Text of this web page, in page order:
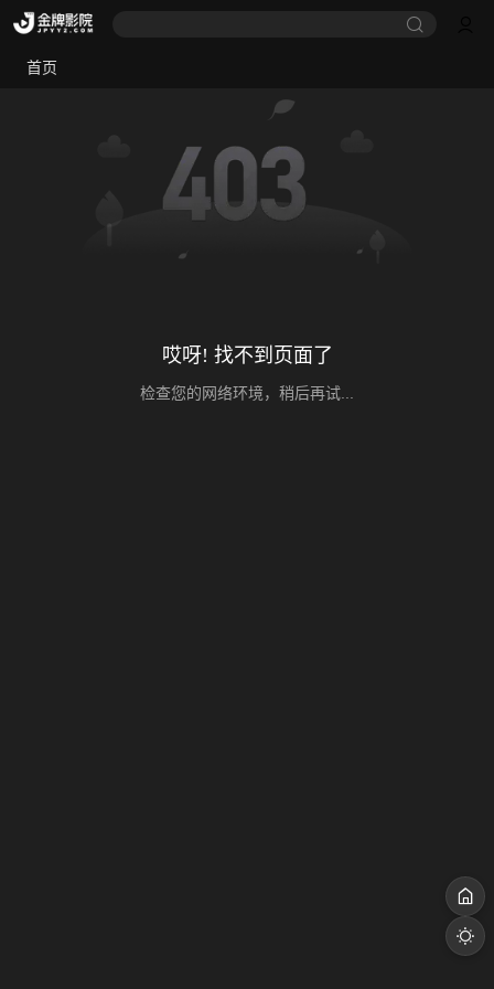
首页
哎呀! 找不到页面了
检查您的网络环境，稍后再试...